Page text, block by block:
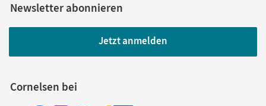
Newsletter abonnieren
Jetzt anmelden
Cornelsen bei